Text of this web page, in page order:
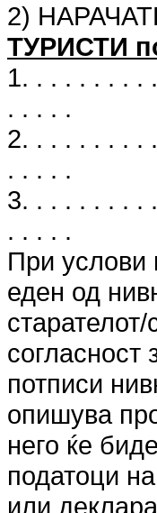
2)
ТУРИСТИ
1. . . . . . . . .
. . . . .
2. . . . . . . . .
. . . . .
3. . . . . . . . .
. . . . .
При услови
еден од
согласност
потписи
опишува
него ќе
податоци
или